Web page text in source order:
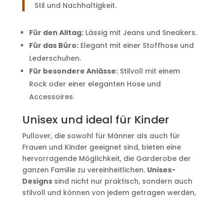
Stil und Nachhaltigkeit.
Für den Alltag:Lässig mit Jeans und Sneakers.
Für das Büro:Elegant mit einer Stoffhose und
Lederschuhen.
Für besondere Anlässe:Stilvoll mit einem
Rock oder einer eleganten Hose und
Accessoires.
Unisex und ideal für Kinder
Pullover, die sowohl für Männer als auch für
Frauen und Kinder geeignet sind, bieten eine
hervorragende Möglichkeit, die Garderobe der
ganzen Familie zu vereinheitlichen. Unisex-
Designssind nicht nur praktisch, sondern auch
stilvoll und können von jedem getragen werden,